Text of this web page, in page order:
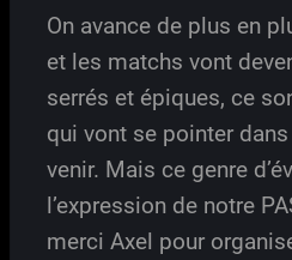
On avance de plus en
et les matchs vont
serrés et épiques, ce
qui vont se pointer
venir. Mais ce genre
l’expression de notre
merci Axel pour